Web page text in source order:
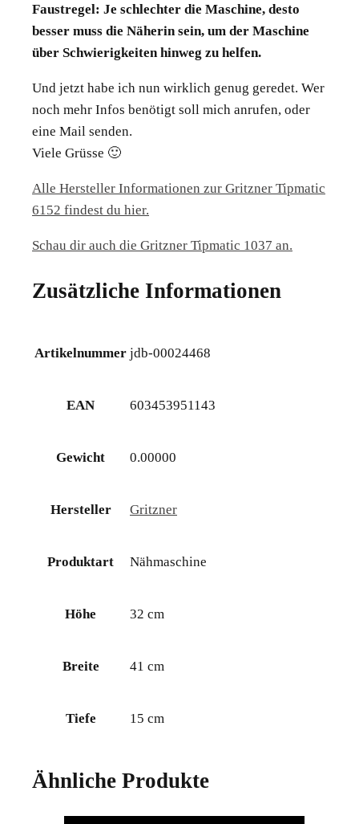
Faustregel: Je schlechter die Maschine, desto
besser muss die Näherin sein, um der Maschine
über Schwierigkeiten hinweg zu helfen.
Und jetzt habe ich nun wirklich genug geredet. Wer
noch mehr Infos benötigt soll mich anrufen, oder
eine Mail senden.
Viele Grüsse 🙂
Alle Hersteller Informationen zur Gritzner Tipmatic
6152 findest du hier.
Schau dir auch die Gritzner Tipmatic 1037 an.
Zusätzliche Informationen
Artikelnummer jdb-00024468
EAN 603453951143
Gewicht 0.00000
Hersteller Gritzner
Produktart Nähmaschine
Höhe 32 cm
Breite 41 cm
Tiefe 15 cm
Ähnliche Produkte